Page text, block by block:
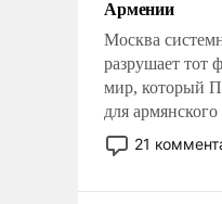
перед Китаем.
Армении
Москва
разрушает тот
мир, который
для
Мир, где политические
прожекты
21